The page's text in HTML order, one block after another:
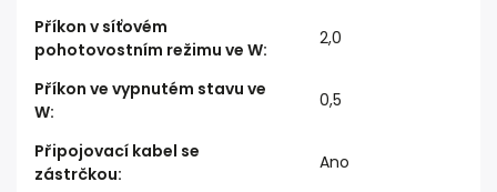
Příkon v síťovém
pohotovostním režimu ve W:
2,0
Příkon ve vypnutém stavu ve
W:
0,5
Připojovací kabel se
zástrčkou:
Ano